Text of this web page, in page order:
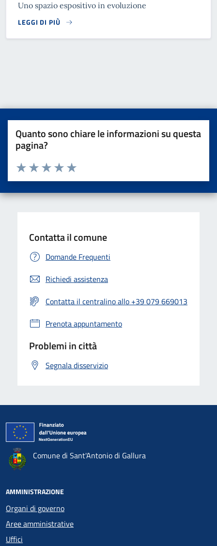
Uno spazio espositivo in evoluzione
LEGGI DI PIÙ
READ MORE
Quanto sono chiare le informazioni su questa
pagina?
Valuta da 1 a 5 stelle la pagina
Valuta 5 stelle su 5
Valuta 4 stelle su 5
Valuta 3 stelle su 5
Valuta 2 stelle su 5
Valuta una stella su 5
Contatta il comune
Domande Frequenti
Richiedi assistenza
Contatta il centralino allo +39 079 669013
Prenota appuntamento
Problemi in città
Segnala disservizio
Comune di Sant'Antonio di Gallura
AMMINISTRAZIONE
Organi di governo
Aree amministrative
Uffici